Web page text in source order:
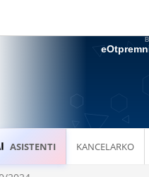
ASISTENTI KANCELARKO